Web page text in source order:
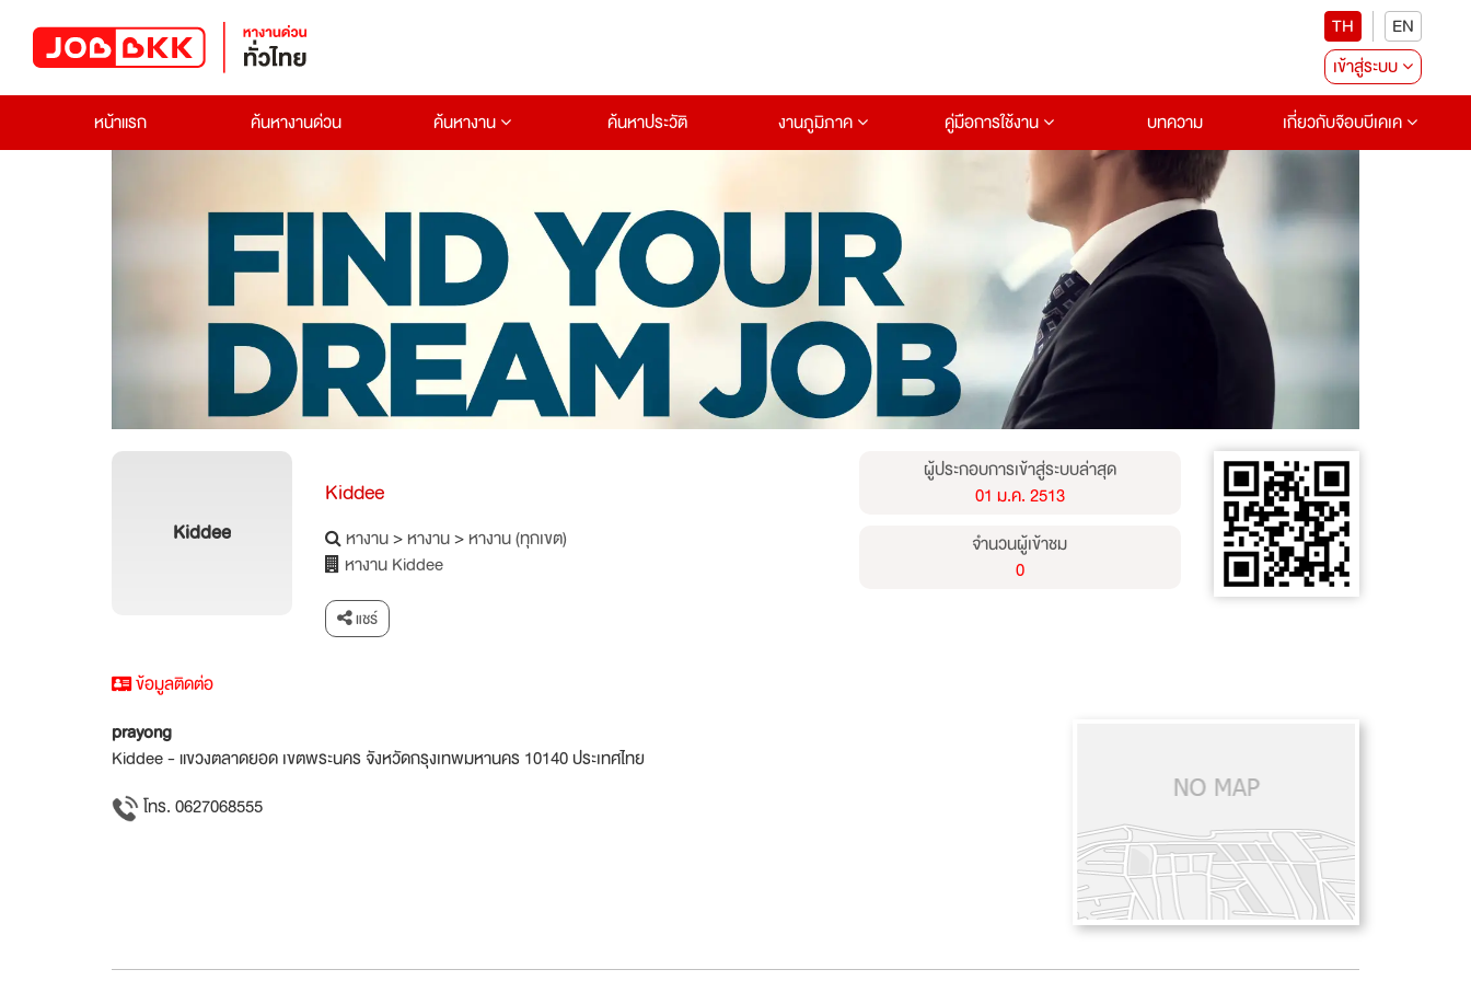
TH
EN
เข้าสู่ระบบ
หน้าแรก
ค้นหางานด่วน ค้นหางาน ค้นหาประวัติ งานภูมิภาค คู่มือการใช้งาน บทความ เกี่ยวกับจ๊อบบีเคเค
Kiddee
Kiddee
หางาน>หางาน>หางาน (ทุกเขต)
หางาน Kiddee
แชร์
ผู้ประกอบการเข้าสู่ระบบล่าสุด
01 ม.ค. 2513
จำนวนผู้เข้าชม
0
ข้อมูลติดต่อ
prayong
Kiddee - แขวงตลาดยอด เขตพระนคร จังหวัดกรุงเทพมหานคร 10140 ประเทศไทย
โทร. 0627068555